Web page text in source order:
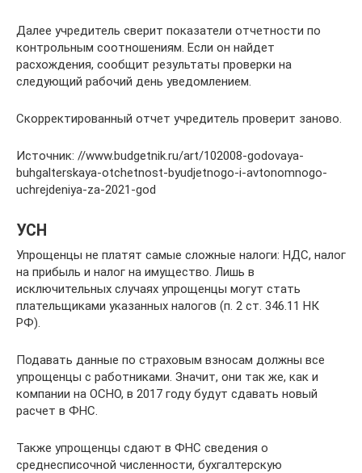
Далее учредитель сверит показатели отчетности по
контрольным соотношениям. Если он найдет
расхождения, сообщит результаты проверки на
следующий рабочий день уведомлением.
Скорректированный отчет учредитель проверит заново.
Источник: //www.budgetnik.ru/art/102008-godovaya-
buhgalterskaya-otchetnost-byudjetnogo-i-avtonomnogo-
uchrejdeniya-za-2021-god
УСН
Упрощенцы не платят самые сложные налоги: НДС, налог
на прибыль и налог на имущество. Лишь в
исключительных случаях упрощенцы могут стать
плательщиками указанных налогов (п. 2 ст. 346.11 НК
РФ).
Подавать данные по страховым взносам должны все
упрощенцы с работниками. Значит, они так же, как и
компании на ОСНО, в 2017 году будут сдавать новый
расчет в ФНС.
Также упрощенцы сдают в ФНС сведения о
среднесписочной численности, бухгалтерскую